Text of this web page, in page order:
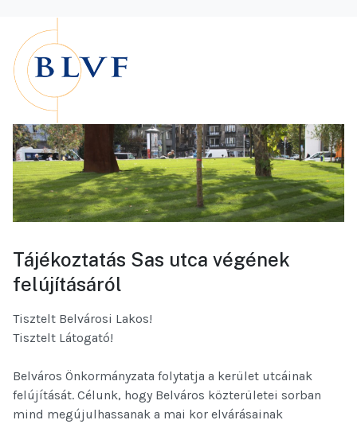
Tájékoztatás Sas utca végének
felújításáról
Tisztelt Belvárosi Lakos!
Tisztelt Látogató!
Belváros Önkormányzata folytatja a kerület utcáinak
felújítását. Célunk, hogy Belváros közterületei sorban
mind megújulhassanak a mai kor elvárásainak